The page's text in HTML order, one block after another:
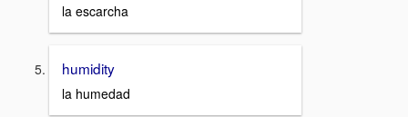
la escarcha
humidity
la humedad